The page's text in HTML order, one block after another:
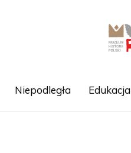
Niepodległa Edukacja